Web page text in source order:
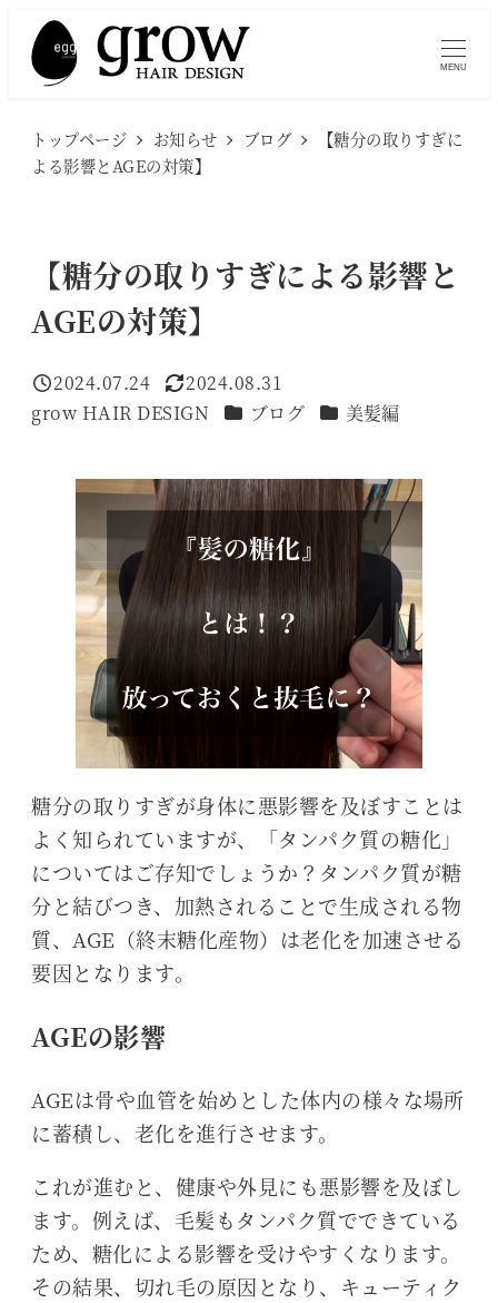
MENU
トップページ お知らせ ブログ
【糖分の取りすぎに
よる影響とAGEの対策】
【糖分の取りすぎによる影響と
AGEの対策】
投稿日
2024.07.24
更新日
2024.08.31
著
grow HAIR DESIGN カテゴリー
ブログ カテゴリー
美髪編
糖分の取りすぎが身体に悪影響を及ぼすことは
よく知られていますが、「タンパク質の糖化」
についてはご存知でしょうか？タンパク質が糖
分と結びつき、加熱されることで生成される物
質、AGE（終末糖化産物）は老化を加速させる
要因となります。
︎AGEの影響
AGEは骨や血管を始めとした体内の様々な場所
に蓄積し、老化を進行させます。
これが進むと、健康や外見にも悪影響を及ぼし
ます。例えば、毛髪もタンパク質でできている
ため、糖化による影響を受けやすくなります。
その結果、切れ毛の原因となり、キューティク